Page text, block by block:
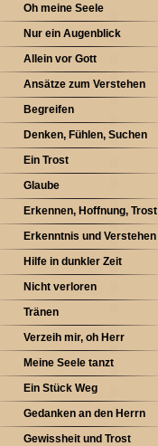
Oh meine Seele
Nur ein Augenblick
Allein vor Gott
Ansätze zum Verstehen
Begreifen
Denken, Fühlen, Suchen
Ein Trost
Glaube
Erkennen, Hoffnung, Trost
Erkenntnis und Verstehen
Hilfe in dunkler Zeit
Nicht verloren
Tränen
Verzeih mir, oh Herr
Meine Seele tanzt
Ein Stück Weg
Gedanken an den Herrn
Gewissheit und Trost